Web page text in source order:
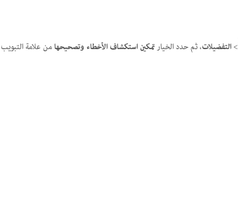
>التفضيلات، ثم حدد الخيارتمكين استكشاف الأخطاء وتصحيحهامن علامة التبويب